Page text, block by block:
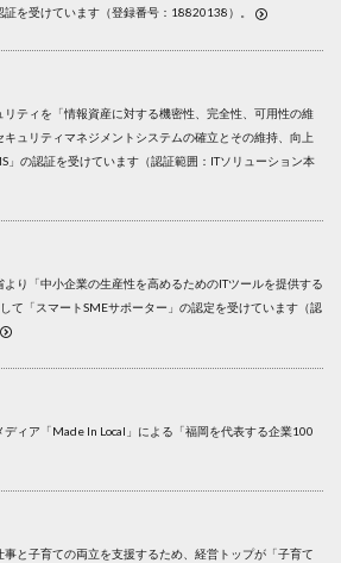
を受けています（登録番号：18820138）。
リティを「情報資産に対する機密性、完全性、可用性の維
ュリティマネジメントシステムの確立とその維持、向上
」の認証を受けています（認証範囲：ITソリューション本
より「中小企業の生産性を高めるためのITツールを提供する
て「スマートSMEサポーター」の認定を受けています（認
ィア「Made In Local」による「福岡を代表する企業100
と子育ての両立を支援するため、経営トップが「子育て